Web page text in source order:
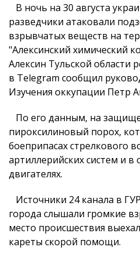
В ночь на 30 августа
разведчики атаковали
взрывчатых веществ на
"Алексинский химический
Алексин Тульской области
в Telegram сообщил
Изучения оккупации Петр
По его данным, на
пироксилиновый порох,
боеприпасах стрелкового
артиллерийских систем и
двигателях.
Источники 24 канала в
города слышали громкие
место происшествия
кареты скорой помощи.